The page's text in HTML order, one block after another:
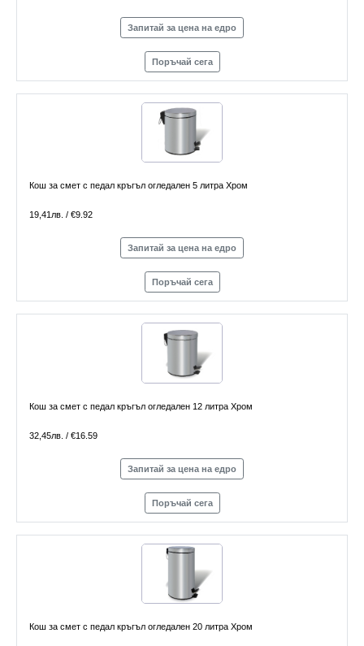
Запитай за цена на едро
Поръчай сега
Кош за смет с педал кръгъл огледален 5 литра Хром
19,41лв. / €9.92
Запитай за цена на едро
Поръчай сега
Кош за смет с педал кръгъл огледален 12 литра Хром
32,45лв. / €16.59
Запитай за цена на едро
Поръчай сега
Кош за смет с педал кръгъл огледален 20 литра Хром